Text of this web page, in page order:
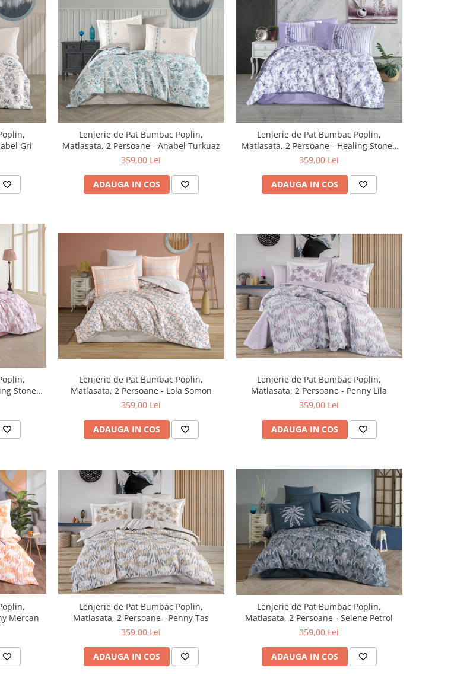
Anabel Gri
Lenjerie de Pat Bumbac Poplin,
Matlasata, 2 Persoane - Anabel Turkuaz
359,00 Lei
ADAUGA IN COS
Lenjerie de Pat Bumbac Poplin,
Matlasata, 2 Persoane - Healing Stones
Amatis
359,00 Lei
ADAUGA IN COS
Lenjerie de Pat Bumbac Poplin,
Matlasata, 2 Persoane - Lola Somon
359,00 Lei
ADAUGA IN COS
Lenjerie de Pat Bumbac Poplin,
Matlasata, 2 Persoane - Penny Lila
359,00 Lei
ADAUGA IN COS
Mercan
Lenjerie de Pat Bumbac Poplin,
Matlasata, 2 Persoane - Penny Tas
359,00 Lei
ADAUGA IN COS
Lenjerie de Pat Bumbac Poplin,
Matlasata, 2 Persoane - Selene Petrol
359,00 Lei
ADAUGA IN COS